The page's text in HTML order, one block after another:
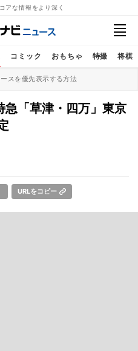
アな情報をより深く
コミック おもちゃ 特撮 将棋
スを優先表示する方法
「草津・四万」東京
URLをコピー